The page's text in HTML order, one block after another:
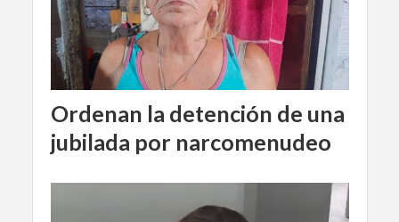
Ordenan la detención de una
jubilada por narcomenudeo